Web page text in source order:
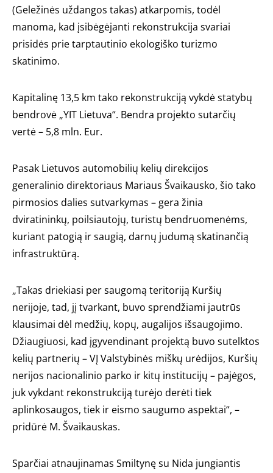
(Geležinės uždangos takas) atkarpomis, todėl
manoma, kad įsibėgėjanti rekonstrukcija svariai
prisidės prie tarptautinio ekologiško turizmo
skatinimo.
Kapitalinę 13,5 km tako rekonstrukciją vykdė statybų
bendrovė „YIT Lietuva“. Bendra projekto sutarčių
vertė – 5,8 mln. Eur.
Pasak Lietuvos automobilių kelių direkcijos
generalinio direktoriaus Mariaus Švaikausko, šio tako
pirmosios dalies sutvarkymas – gera žinia
dviratininkų, poilsiautojų, turistų bendruomenėms,
kuriant patogią ir saugią, darnų judumą skatinančią
infrastruktūrą.
„Takas driekiasi per saugomą teritoriją Kuršių
nerijoje, tad, jį tvarkant, buvo sprendžiami jautrūs
klausimai dėl medžių, kopų, augalijos išsaugojimo.
Džiaugiuosi, kad įgyvendinant projektą buvo sutelktos
kelių partnerių – VĮ Valstybinės miškų urėdijos, Kuršių
nerijos nacionalinio parko ir kitų institucijų – pajėgos,
juk vykdant rekonstrukciją turėjo derėti tiek
aplinkosaugos, tiek ir eismo saugumo aspektai“, –
pridūrė M. Švaikauskas.
Sparčiai atnaujinamas Smiltynę su Nida jungiantis